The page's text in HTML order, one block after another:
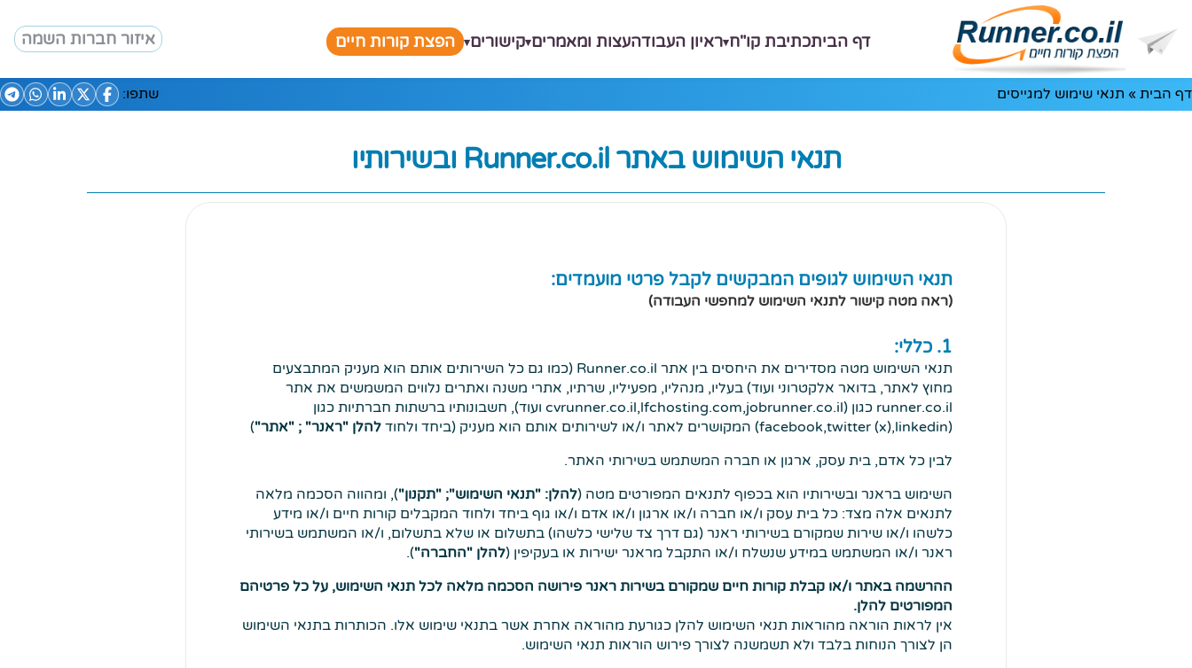
דף הביתכתיבת קו"ח ראיון העבודהעצות ומאמרים קישורים הפצת קורות חיים איזור חברות השמה
דף הבית » תנאי שימוש למגייסים שתפו:
תנאי השימוש באתר Runner.co.il ובשירותיו
תנאי השימוש לגופים המבקשים לקבל פרטי מועמדים:
(ראה מטה קישור לתנאי השימוש למחפשי העבודה)
1. כללי:
תנאי השימוש מטה מסדירים את היחסים בין אתר Runner.co.il (כמו גם כל השירותים אותם הוא מעניק המתבצעים
מחוץ לאתר, בדואר אלקטרוני ועוד) בעליו, מנהליו, מפעיליו, שרתיו, אתרי משנה ואתרים נלווים המשמשים את אתר
runner.co.il כגון (cvrunner.co.il,lfchosting.com,jobrunner.co.il ועוד), חשבונותיו ברשתות חברתיות כגון
(facebook,twitter (x),linkedin) המקושרים לאתר ו/או לשירותים אותם הוא מעניק (ביחד ולחוד
להלן "ראנר" ; "אתר")
לבין כל אדם, בית עסק, ארגון או חברה המשתמש בשירותי האתר.
השימוש בראנר ובשירותיו הוא בכפוף לתנאים המפורטים מטה (להלן: "תנאי השימוש"; "תקנון"), ומהווה הסכמה מלאה
לתנאים אלה מצד: כל בית עסק ו/או חברה ו/או ארגון ו/או אדם ו/או גוף ביחד ולחוד המקבלים קורות חיים ו/או מידע
כלשהו ו/או שירות שמקורם בשירותי ראנר (גם דרך צד שלישי כלשהו) בתשלום או שלא בתשלום, ו/או המשתמש בשירותי
ראנר ו/או המשתמש במידע שנשלח ו/או התקבל מראנר ישירות או בעקיפין (להלן "החברה").
ההרשמה באתר ו/או קבלת קורות חיים שמקורם בשירות ראנר פירושה הסכמה מלאה לכל תנאי השימוש, על כל פרטיהם
המפורטים להלן.
אין לראות הוראה מהוראות תנאי השימוש להלן כגורעת מהוראה אחרת אשר בתנאי שימוש אלו. הכותרות בתנאי השימוש
הן לצורך הנוחות בלבד ולא תשמשנה לצורך פירוש הוראות תנאי השימוש.